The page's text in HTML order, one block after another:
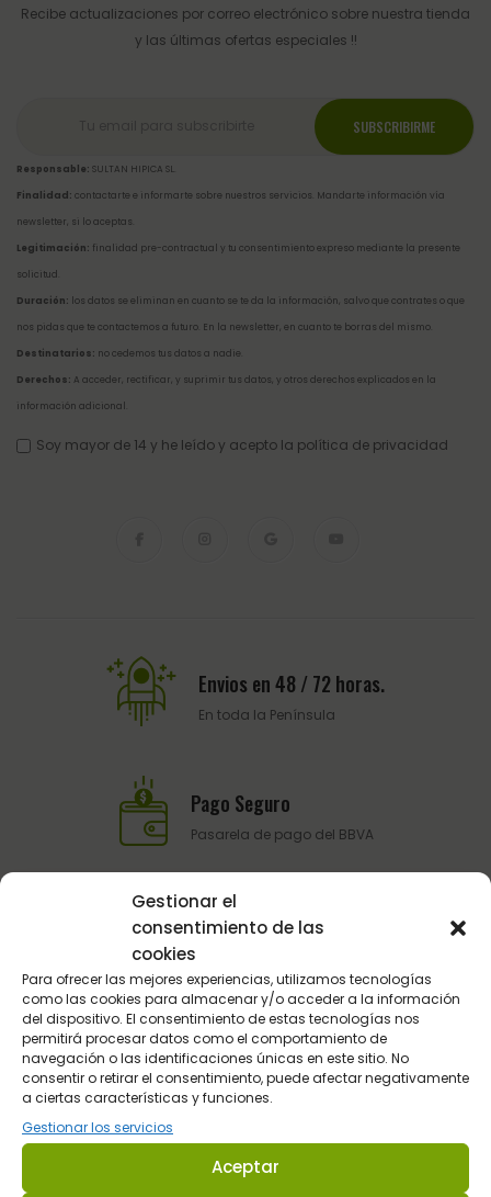
Gestionar el
consentimiento de las
cookies
Para ofrecer las mejores experiencias, utilizamos tecnologías
como las cookies para almacenar y/o acceder a la información
del dispositivo. El consentimiento de estas tecnologías nos
permitirá procesar datos como el comportamiento de
navegación o las identificaciones únicas en este sitio. No
consentir o retirar el consentimiento, puede afectar negativamente
a ciertas características y funciones.
Gestionar los servicios
Aceptar
Recibe actualizaciones por correo electrónico sobre nuestra tienda
y las últimas ofertas especiales !!
Responsable: SULTAN HIPICA SL.
Finalidad: contactarte e informarte sobre nuestros servicios. Mandarte información vía
newsletter, si lo aceptas.
Legitimación: finalidad pre-contractual y tu consentimiento expreso mediante la presente
solicitud.
Duración: los datos se eliminan en cuanto se te da la información, salvo que contrates o que
nos pidas que te contactemos a futuro. En la newsletter, en cuanto te borras del mismo.
Destinatarios: no cedemos tus datos a nadie.
Derechos: A acceder, rectificar, y suprimir tus datos, y otros derechos explicados en la
información adicional
Soy mayor de 14 y he leído y acepto la política de privacidad
Envios en 48 / 72 horas.
En toda la Península
Pago Seguro
Pasarela de pago del BBVA
Atención al Cliente
Sultán Hípica proporciona la información y los productos